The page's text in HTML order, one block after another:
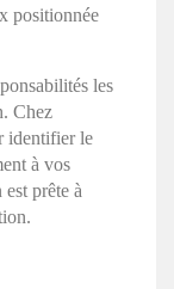
positionnée
les
Chez
identifier le
à vos
prête à